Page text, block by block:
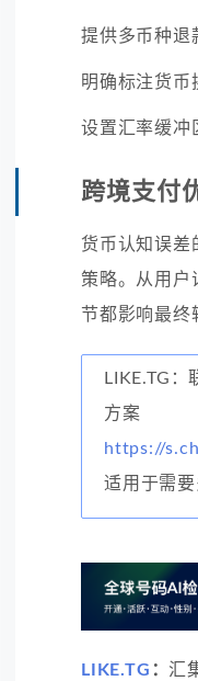
提供多币种退
明确标注货币
设置汇率缓冲
跨境支付
货币认知误差
策略。从用户
节都影响最终
LIKE.TG：
方案
https://
适用于需
LIKE.TG ： 汇